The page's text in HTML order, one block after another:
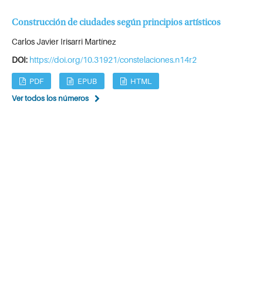
Construcción de ciudades según principios artísticos
Carlos Javier Irisarri Martínez
DOI: https://doi.org/10.31921/constelaciones.n14r2
PDF EPUB
HTML
Ver todos los números